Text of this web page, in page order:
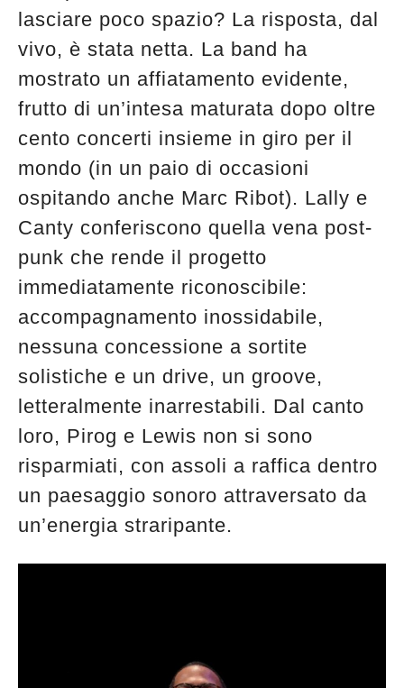
lasciare poco spazio? La risposta, dal
vivo, è stata netta. La band ha
mostrato un affiatamento evidente,
frutto di un’intesa maturata dopo oltre
cento concerti insieme in giro per il
mondo (in un paio di occasioni
ospitando anche Marc Ribot). Lally e
Canty conferiscono quella vena post-
punk che rende il progetto
immediatamente riconoscibile:
accompagnamento inossidabile,
nessuna concessione a sortite
solistiche e un drive, un groove,
letteralmente inarrestabili. Dal canto
loro, Pirog e Lewis non si sono
risparmiati, con assoli a raffica dentro
un paesaggio sonoro attraversato da
un’energia straripante.